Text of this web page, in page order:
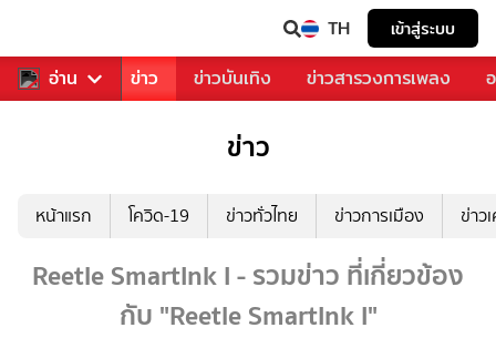
TH เข้าสู่ระบบ
อ่าน
คุณ กีฬา ข่าว ข่าวบันเทิง ข่าวสารวงการเพลง
ข่าว
หน้าแรก โควิด-19 ข่าวทั่วไทย ข่าวการเมือง ข่าว
Reetle SmartInk I - รวมข่าว ที่เกี่ยวข้อง
กับ "Reetle SmartInk I"